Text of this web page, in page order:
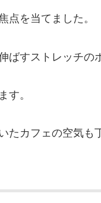
を当てました。
すストレッチの
。
たカフェの空気も